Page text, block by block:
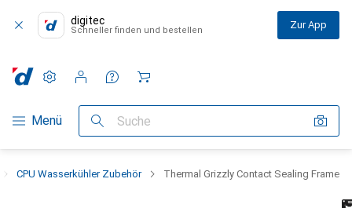
digitec
Schneller finden und bestellen Zur App
Navigation nach Kategorien
Menü Suche
Einstellungen
Kundenkonto
Vergleichslisten
Merklisten
Warenkorb
CPU Wasserkühler Zubehör Thermal Grizzly Contact Sealing Frame